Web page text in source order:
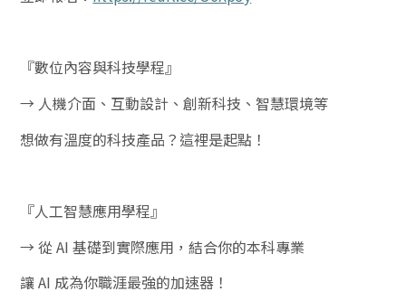
『數位內容與科技學程』
→ 人機介面、互動設計、創新科技、智慧環境等
想做有溫度的科技產品？這裡是起點！
『人工智慧應用學程』
→ 從 AI 基礎到實際應用，結合你的本科專業
讓 AI 成為你職涯最強的加速器！